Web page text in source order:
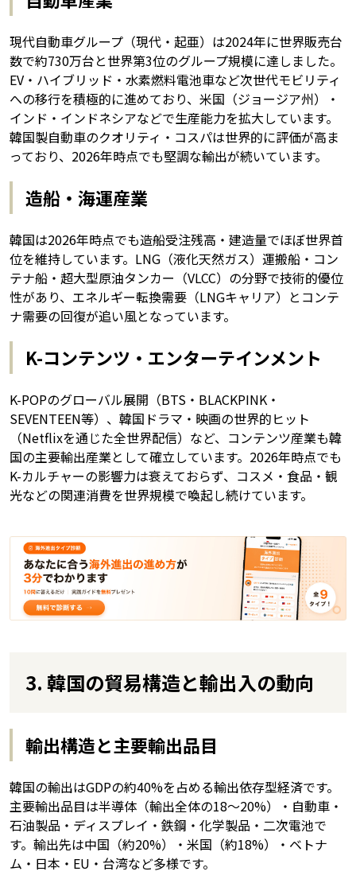
現代自動車グループ（現代・起亜）は2024年に世界販売台
数で約730万台と世界第3位のグループ規模に達しました。
EV・ハイブリッド・水素燃料電池車など次世代モビリティ
への移行を積極的に進めており、米国（ジョージア州）・
インド・インドネシアなどで生産能力を拡大しています。
韓国製自動車のクオリティ・コスパは世界的に評価が高ま
っており、2026年時点でも堅調な輸出が続いています。
造船・海運産業
韓国は2026年時点でも造船受注残高・建造量でほぼ世界首
位を維持しています。LNG（液化天然ガス）運搬船・コン
テナ船・超大型原油タンカー（VLCC）の分野で技術的優位
性があり、エネルギー転換需要（LNGキャリア）とコンテ
ナ需要の回復が追い風となっています。
K-コンテンツ・エンターテインメント
K-POPのグローバル展開（BTS・BLACKPINK・
SEVENTEEN等）、韓国ドラマ・映画の世界的ヒット
（Netflixを通じた全世界配信）など、コンテンツ産業も韓
国の主要輸出産業として確立しています。2026年時点でも
K-カルチャーの影響力は衰えておらず、コスメ・食品・観
光などの関連消費を世界規模で喚起し続けています。
3. 韓国の貿易構造と輸出入の動向
輸出構造と主要輸出品目
韓国の輸出はGDPの約40%を占める輸出依存型経済です。
主要輸出品目は半導体（輸出全体の18〜20%）・自動車・
石油製品・ディスプレイ・鉄鋼・化学製品・二次電池で
す。輸出先は中国（約20%）・米国（約18%）・ベトナ
ム・日本・EU・台湾など多様です。